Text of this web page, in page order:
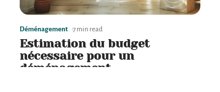
Déménagement 7 min read
Estimation du budget
nécessaire pour un
déménagement